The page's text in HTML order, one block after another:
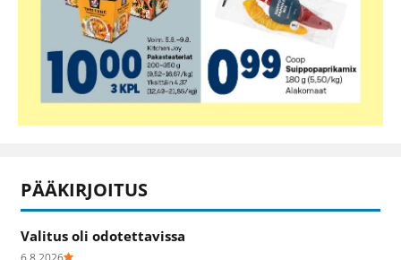
PÄÄKIRJOITUS
Valitus oli odotettavissa